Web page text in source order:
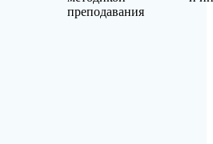
преподавания